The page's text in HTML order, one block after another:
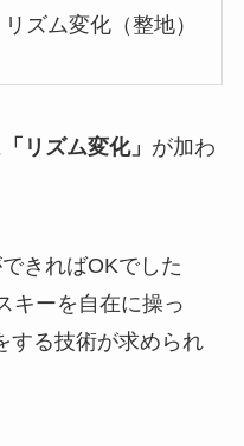
ズム変化（整地）
「リズム変化」 が加わ
きればOKでした
キーを自在に操っ
する技術が求められ